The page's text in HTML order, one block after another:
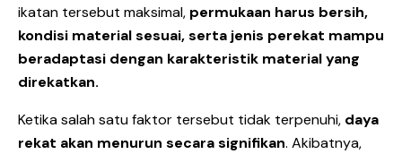
ikatan tersebut maksimal, permukaan harus bersih,
kondisi material sesuai, serta jenis perekat mampu
beradaptasi dengan karakteristik material yang
direkatkan.
Ketika salah satu faktor tersebut tidak terpenuhi, daya
rekat akan menurun secara signifikan. Akibatnya,